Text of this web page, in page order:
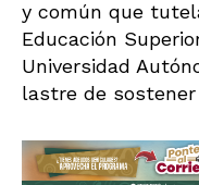
y común que
Educación
Universidad
lastre de